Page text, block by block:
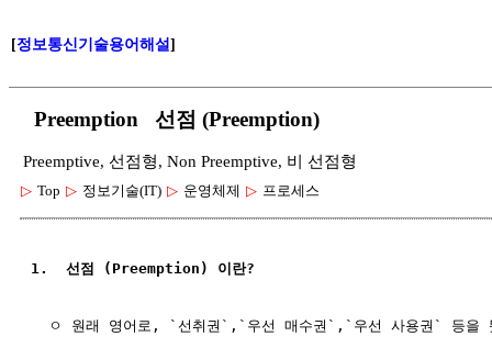
[정보통신기술용어해설]
Preemption 선점 (Preemption)
Preemptive, 선점형, Non Preemptive, 비 선점형
▷ Top ▷ 정보기술(IT) ▷ 운영체제 ▷ 프로세스
1.  선점 (Preemption) 이란?
ㅇ 원래 영어로, `선취권`,`우선 매수권`,`우선 사용권` 등을